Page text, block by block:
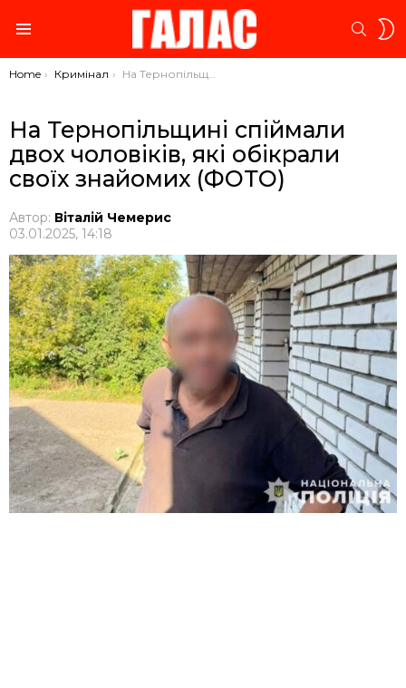
You are here:
Home Кримінал На Тернопільщині спіймали двох чоловіків, які обікрали своїх знайомих (ФОТО)
На Тернопільщині спіймали
двох чоловіків, які обікрали
своїх знайомих (ФОТО)
Автор: Віталій Чемерис
03.01.2025, 14:18